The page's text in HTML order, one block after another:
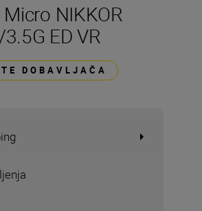
Micro NIKKOR
ED VR
DOBAVLJAČA